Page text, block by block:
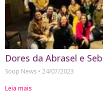
Dores da Abrasel e
Soup News
24/07/2023
Leia mais